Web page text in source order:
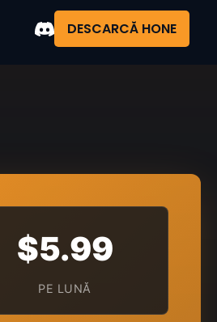
DESCARCĂ HONE
$5.99
PE LUNĂ